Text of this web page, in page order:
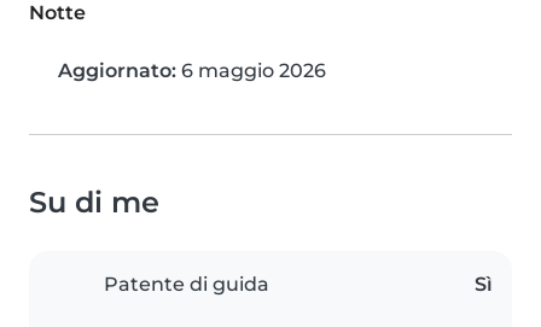
Notte
Aggiornato: 6 maggio 2026
Su di me
Patente di guida Sì